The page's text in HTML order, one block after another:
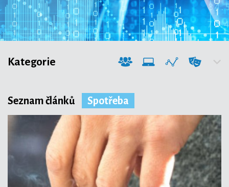
Kategorie
Společnost
Technologie
Seznam článků Spotřeba